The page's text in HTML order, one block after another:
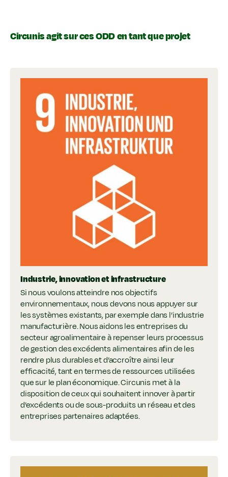
Circunis agit sur ces ODD en tant que projet
Industrie, innovation et infrastructure
Si nous voulons atteindre nos objectifs
environnementaux, nous devons nous appuyer sur
les systèmes existants, par exemple dans l’industrie
manufacturière. Nous aidons les entreprises du
secteur agroalimentaire à repenser leurs processus
de gestion des excédents alimentaires afin de les
rendre plus durables et d’accroître ainsi leur
efficacité, tant en termes de ressources utilisées
que sur le plan économique. Circunis met à la
disposition de ceux qui souhaitent innover à partir
d’excédents ou de sous-produits un réseau et des
entreprises partenaires adaptées.